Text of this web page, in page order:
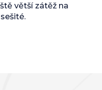
větší zátěž na